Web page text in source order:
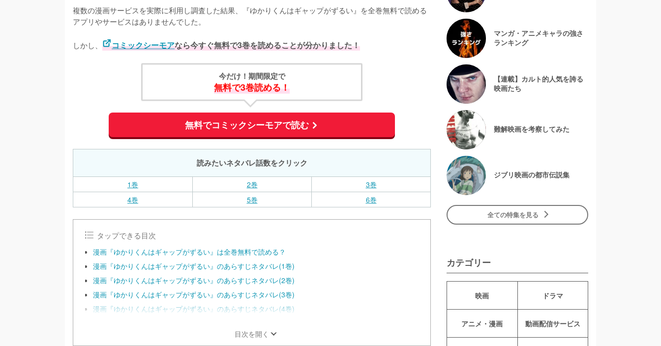
複数の漫画サービスを実際に利用し調査した結果、『ゆかりくんはギャップがずるい』を全巻無料で読める
アプリやサービスはありませんでした。
しかし、 コミックシーモアなら今すぐ無料で3巻を読めることが分かりました！
今だけ！期間限定で
無料で3巻読める！
無料でコミックシーモアで読む
読みたいネタバレ話数をクリック
1巻 2巻
3巻
4巻
5巻 6巻
タップできる目次
漫画『ゆかりくんはギャップがずるい』は全巻無料で読める？
漫画『ゆかりくんはギャップがずるい』のあらすじネタバレ(1巻)
漫画『ゆかりくんはギャップがずるい』のあらすじネタバレ(2巻)
漫画『ゆかりくんはギャップがずるい』のあらすじネタバレ(3巻)
漫画『ゆかりくんはギャップがずるい』のあらすじネタバレ(4巻)
目次を開く
マンガ・アニメキャラの強さ
ランキング
【連載】カルト的人気を誇る
映画たち
難解映画を考察してみた
ジブリ映画の都市伝説集
全ての特集を見る
カテゴリー
映画 ドラマ
アニメ・漫画 動画配信サービス